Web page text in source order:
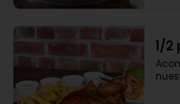
1/2